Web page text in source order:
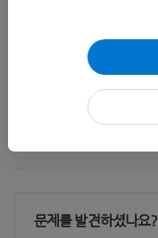
동물 비교 해부학
문제를 발견하셨나요?